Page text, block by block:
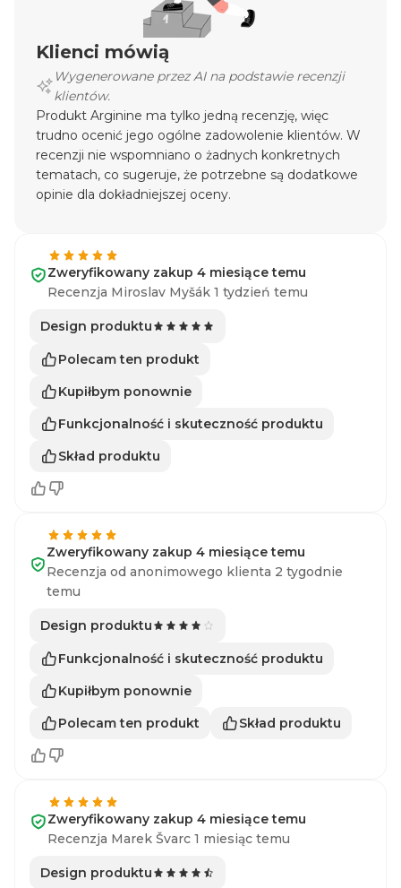
Klienci mówią
Wygenerowane przez AI na podstawie recenzji
klientów.
Produkt Arginine ma tylko jedną recenzję, więc
trudno ocenić jego ogólne zadowolenie klientów. W
recenzji nie wspomniano o żadnych konkretnych
tematach, co sugeruje, że potrzebne są dodatkowe
opinie dla dokładniejszej oceny.
Zweryfikowany zakup 4 miesiące temu
Recenzja Miroslav Myšák 1 tydzień temu
Design produktu
Polecam ten produkt
Kupiłbym ponownie
Funkcjonalność i skuteczność produktu
Skład produktu
Zweryfikowany zakup 4 miesiące temu
Recenzja od anonimowego klienta 2 tygodnie
temu
Design produktu
Funkcjonalność i skuteczność produktu
Kupiłbym ponownie
Polecam ten produkt
Skład produktu
Zweryfikowany zakup 4 miesiące temu
Recenzja Marek Švarc 1 miesiąc temu
Design produktu